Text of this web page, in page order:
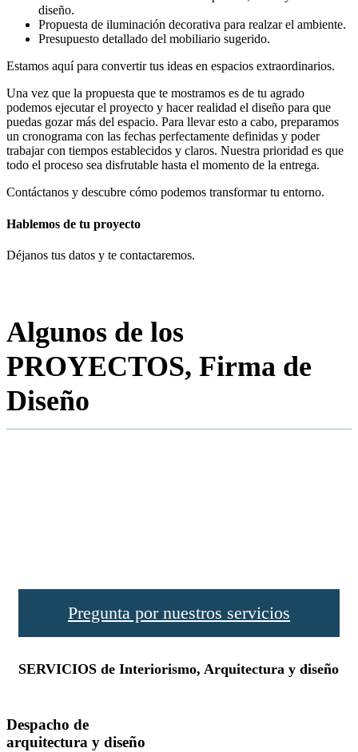
diseño.
Propuesta de iluminación decorativa para realzar el ambiente.
Presupuesto detallado del mobiliario sugerido.
Estamos aquí para convertir tus ideas en espacios extraordinarios.
Una vez que la propuesta que te mostramos es de tu agrado
podemos ejecutar el proyecto y hacer realidad el diseño para que
puedas gozar más del espacio. Para llevar esto a cabo, preparamos
un cronograma con las fechas perfectamente definidas y poder
trabajar con tiempos establecidos y claros. Nuestra prioridad es que
todo el proceso sea disfrutable hasta el momento de la entrega.
Contáctanos y descubre cómo podemos transformar tu entorno.
Hablemos de tu proyecto
Déjanos tus datos y te contactaremos.
Algunos de los
PROYECTOS, Firma de
Diseño
Pregunta por nuestros servicios
SERVICIOS de Interiorismo, Arquitectura y diseño
Despacho de
arquitectura y diseño